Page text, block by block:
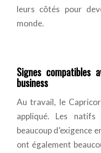
leurs côtés pour
monde.
Signes compatibles
business
Au travail, le
appliqué. Les
beaucoup d’exigence
ont également